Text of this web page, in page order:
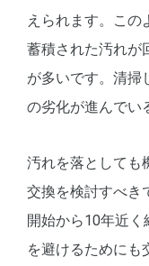
えられます。この
蓄積された汚れが
が多いです。清掃
の劣化が進んでい
汚れを落としても
交換を検討すべき
開始から10年近
を避けるためにも